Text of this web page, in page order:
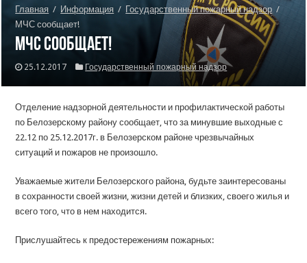
Главная / Информация / Государственный пожарный надзор /
МЧС сообщает!
МЧС сообщает!
25.12.2017 Государственный пожарный надзор
Отделение надзорной деятельности и профилактической работы
по Белозерскому району сообщает, что за минувшие выходные с
22.12 по 25.12.2017г. в Белозерском районе чрезвычайных
ситуаций и пожаров не произошло.
Уважаемые жители Белозерского района, будьте заинтересованы
в сохранности своей жизни, жизни детей и близких, своего жилья и
всего того, что в нем находится.
Прислушайтесь к предостережениям пожарных: